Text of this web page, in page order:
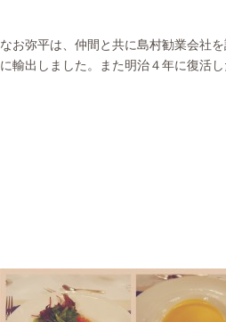
なお弥平は、仲間と共に島村勧業会社
に輸出しました。また明治４年に復活